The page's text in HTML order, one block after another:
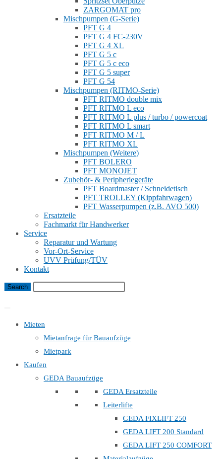
ZARGOMAT pro
Mischpumpen (G-Serie)
PFT G 4
PFT G 4 FC-230V
PFT G 4 XL
PFT G 5 c
PFT G 5 c eco
PFT G 5 super
PFT G 54
Mischpumpen (RITMO-Serie)
PFT RITMO double mix
PFT RITMO L eco
PFT RITMO L plus / turbo / powercoat
PFT RITMO L smart
PFT RITMO M / L
PFT RITMO XL
Mischpumpen (Weitere)
PFT BOLERO
PFT MONOJET
Zubehör- & Peripheriegeräte
PFT Boardmaster / Schneidetisch
PFT TROLLEY (Kippfahrwagen)
PFT Wasserpumpen (z.B. AVO 500)
Ersatzteile
Fachmarkt für Handwerker
Service
Reparatur und Wartung
Vor-Ort-Service
UVV Prüfung/TÜV
Kontakt
Mieten
Mietanfrage für Bauaufzüge
Mietpark
Kaufen
GEDA Bauaufzüge
GEDA Ersatzteile
Leiterlifte
GEDA FIXLIFT 250
GEDA LIFT 200 Standard
GEDA LIFT 250 COMFORT